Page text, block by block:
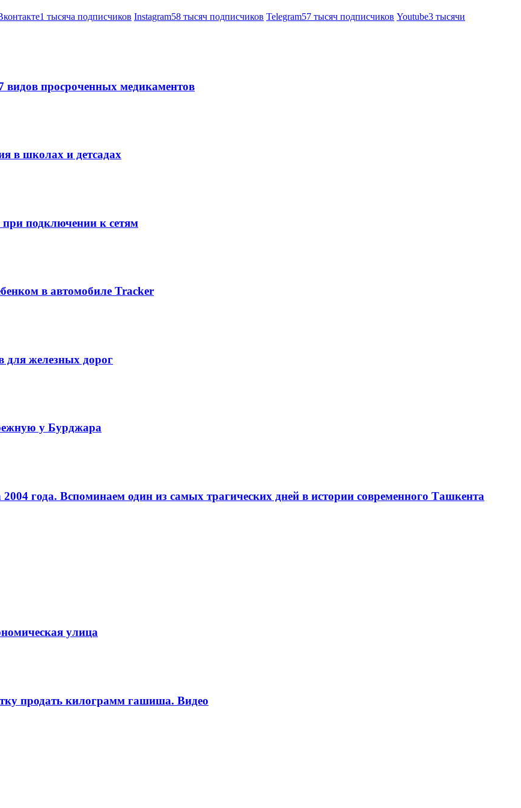
1 тысяча подписчиков Instagram58 тысяч подписчиков Telegram57 тысяч подписчиков Youtube3 тысячи
видов просроченных медикаментов
в школах и детсадах
подключении к сетям
в автомобиле Tracker
для железных дорог
у Бурджара
года. Вспоминаем один из самых трагических дней в истории современного Ташкента
улица
продать килограмм гашиша. Видео